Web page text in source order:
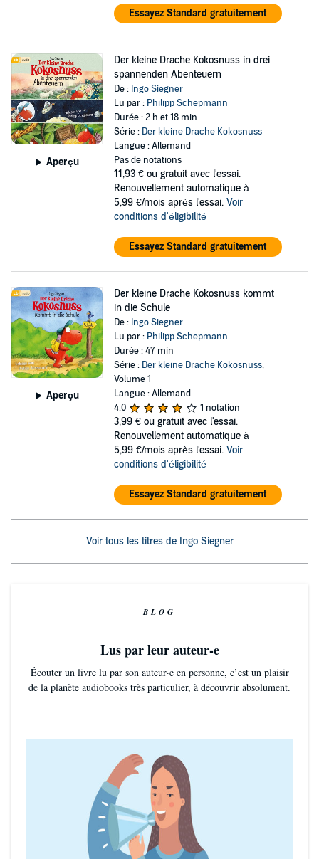
Essayez Standard gratuitement
Aperçu
Der kleine Drache Kokosnuss in drei
spannenden Abenteuern
De : Ingo Siegner
Lu par : Philipp Schepmann
Durée : 2 h et 18 min
Série : Der kleine Drache Kokosnuss
Langue : Allemand
Pas de notations
11,93 € ou gratuit avec l'essai.
Renouvellement automatique à
5,99 €/mois après l'essai. Voir
conditions d'éligibilité
Essayez Standard gratuitement
Aperçu
Der kleine Drache Kokosnuss kommt
in die Schule
De : Ingo Siegner
Lu par : Philipp Schepmann
Durée : 47 min
Série : Der kleine Drache Kokosnuss,
Volume 1
Langue : Allemand
4,0
1 notation
3,99 € ou gratuit avec l'essai.
Renouvellement automatique à
5,99 €/mois après l'essai. Voir
conditions d'éligibilité
Essayez Standard gratuitement
Voir tous les titres de Ingo Siegner
BLOG
Lus par leur auteur-e
Écouter un livre lu par son auteur·e en personne, c’est un plaisir
de la planète audiobooks très particulier, à découvrir absolument.